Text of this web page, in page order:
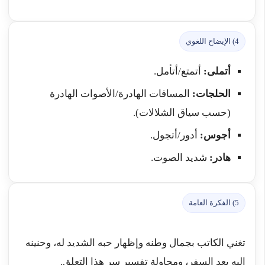
4) الإيضاح اللغوي
أتملى: أتمتع/أتأمل.
الحلجات: المسافات الهادرة/الأصوات الهادرة
(حسب سياق الشلالات).
أجوس: أدور/أتجول.
هادر: شديد الصوت.
5) الفكرة العامة
تغني الكاتب بجمال وطنه وإظهار حبه الشديد له، وحنينه
إليه بعد السفر، ومحاولة تفسير سر هذا التعلق.